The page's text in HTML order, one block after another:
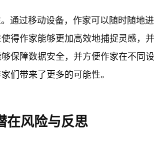
通过移动设备，作家可以随时随地进
得作家能够更加高效地捕捉灵感，并
保障数据安全，并方便作家在不同设
们带来了更多的可能性。
在风险与反思